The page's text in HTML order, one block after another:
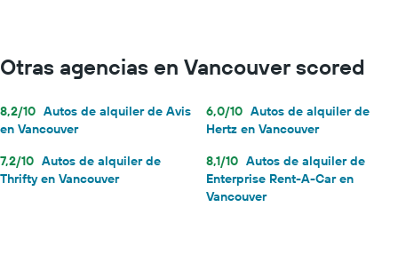
Otras agencias en Vancouver scored
8,2/10 Autos de alquiler de Avis
en Vancouver
6,0/10 Autos de alquiler de
Hertz en Vancouver
7,2/10 Autos de alquiler de
Thrifty en Vancouver
8,1/10 Autos de alquiler de
Enterprise Rent-A-Car en
Vancouver